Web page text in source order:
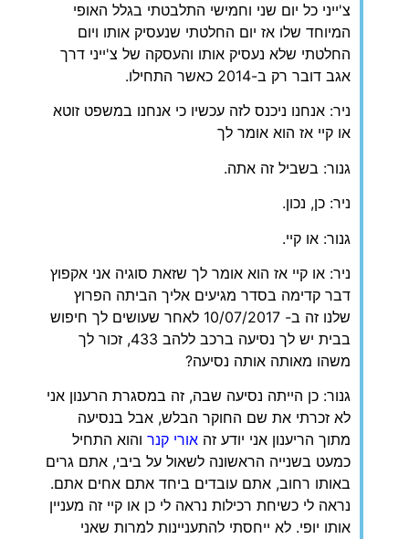
צ'ייני כל יום שני וחמישי התלבטתי בגלל האופי
המיוחד שלו אז יום החלטתי שנעסיק אותו ויום
החלטתי שלא נעסיק אותו והעסקה של צ'ייני דרך
אגב דובר רק ב-2014 כאשר התחילו.
ניר: אנחנו ניכנס לזה עכשיו כי אנחנו במשפט זוטא
או קיי אז הוא אומר לך
גנור: בשביל זה אתה.
ניר: כן, נכון.
גנור: או קיי.
ניר: או קיי אז הוא אומר לך שזאת סוגיה אני אקפוץ
דבר קדימה בסדר מגיעים אליך הביתה הפרוץ
שלנו זה ב- 10/07/2017 לאחר שעושים לך חיפוש
בבית יש לך נסיעה ברכב ללהב 433, זכור לך
משהו מאותה אותה נסיעה?
גנור: כן הייתה נסיעה שבה, זה במסגרת הרענון אני
לא זכרתי את שם החוקר הבלש, אבל בנסיעה
מתוך הריענון אני יודע זה אורי קנר והוא התחיל
כמעט בשנייה הראשונה לשאול על ביבי, אתם גרים
באותו רחוב, אתם עובדים ביחד אתם אחים אתם.
נראה לי כשיחת רכילות נראה לי כן או קיי זה מעניין
אותו יופי. לא ייחסתי להתעניינות למרות שאני